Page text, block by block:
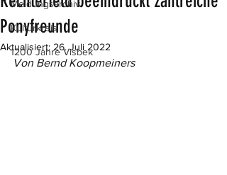
Meldungsarchiv
Kulturkreis
1200 Jahre Visbek
Ponyfreunde
Aktualisiert: 26. Juli 2022
Von Bernd Koopmeiners